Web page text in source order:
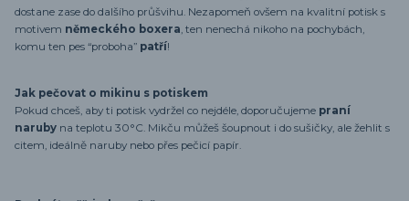
dostane zase do dalšího průšvihu. Nezapomeň ovšem na kvalitní potisk s
motivem německého boxera, ten nenechá nikoho na pochybách,
komu ten pes “proboha” patří!
Jak pečovat o mikinu s potiskem
Pokud chceš, aby ti potisk vydržel co nejdéle, doporučujeme praní
naruby na teplotu 30°C. Mikču můžeš šoupnout i do sušičky, ale žehlit s
citem, ideálně naruby nebo přes pečicí papír.